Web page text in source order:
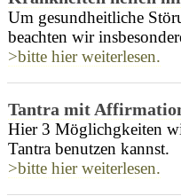
Um gesundheitliche
beachten wir
>bitte hier weiterlesen.
Tantra mit
Hier 3 Möglichgkeiten
Tantra benutzen kannst.
>bitte hier weiterlesen.